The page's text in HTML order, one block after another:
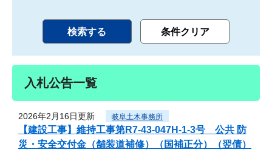
入札公告一覧
2026年2月16日更新 岐阜土木事務所
【建設工事】維持工事第R7-43-047H-1-3号 公共 防
災・安全交付金（舗装道補修）（国補正分）（翌債）